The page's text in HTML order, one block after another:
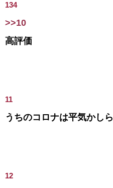
134
>>10
高評価
11
うちのコロナは平気かしら
12